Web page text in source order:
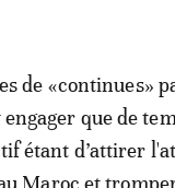
de «continues»
que de
étant d’attirer
Maroc et